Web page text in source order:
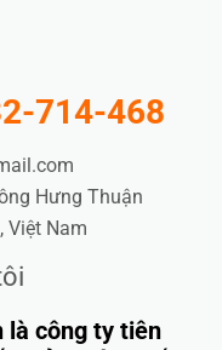
714-468
Hưng Thuận
Việt Nam
là công ty tiên